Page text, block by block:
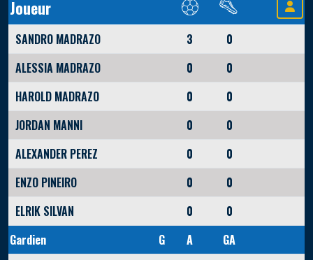
Joueur
SANDRO MADRAZO 3
0
ALESSIA MADRAZO
0
0
HAROLD MADRAZO
0
0
JORDAN MANNI
0
0
ALEXANDER PEREZ
0
0
ENZO PINEIRO
0
0
ELRIK SILVAN
0
0
Gardien
G A
GA